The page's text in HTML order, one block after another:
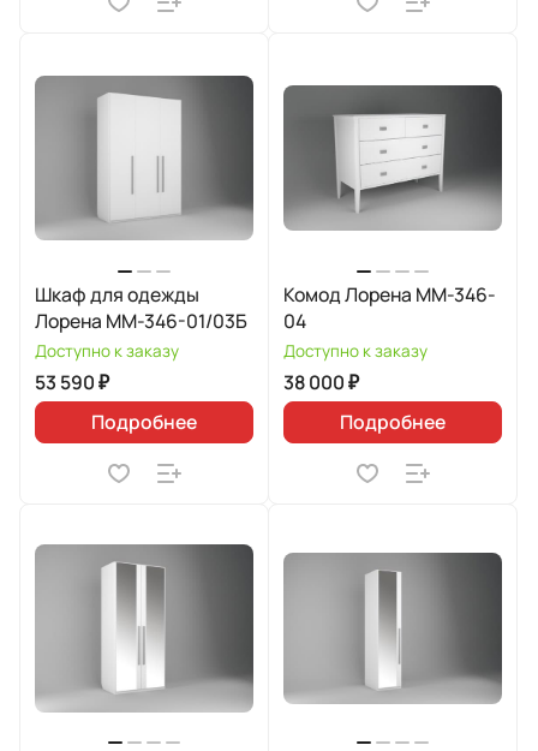
Шкаф для одежды
Лорена ММ-346-01/03Б
Доступно к заказу
53 590 ₽
Подробнее
Комод Лорена ММ-346-
04
Доступно к заказу
38 000 ₽
Подробнее